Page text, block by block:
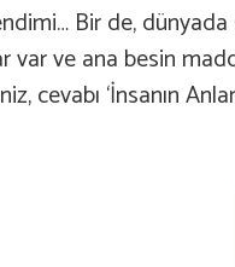
Bir de,
ve ana besin
‘İnsanın